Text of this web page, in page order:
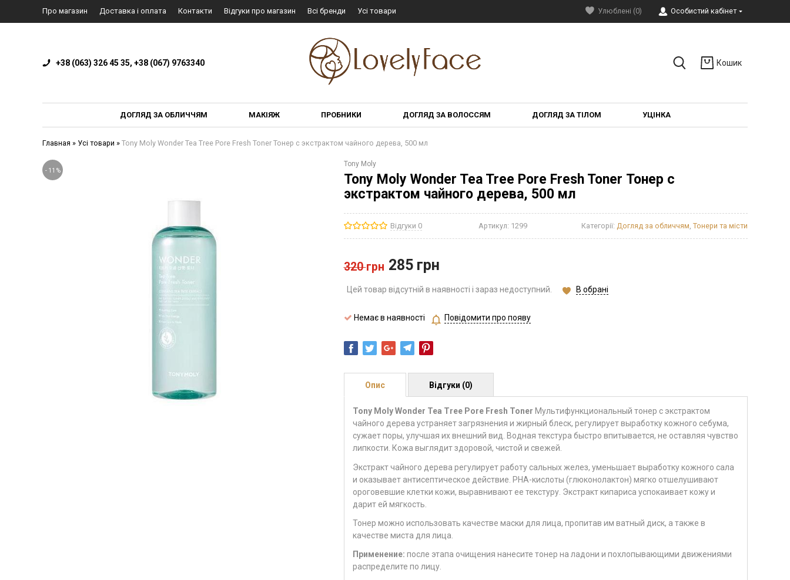
Про магазин Доставка і оплата Контакти Відгуки про магазин Всі бренди Усі товари Улюблені (0) Особистий кабінет
+38 (063) 326 45 35, +38 (067) 9763340 Кошик
ДОГЛЯД ЗА ОБЛИЧЧЯМ МАКІЯЖ ПРОБНИКИ ДОГЛЯД ЗА ВОЛОССЯМ ДОГЛЯД ЗА ТІЛОМ УЦІНКА
Главная » Усі товари » Tony Moly Wonder Tea Tree Pore Fresh Toner Тонер с экстрактом чайного дерева, 500 мл
- 11 %
Tony Moly
Tony Moly Wonder Tea Tree Pore Fresh Toner Тонер с
экстрактом чайного дерева, 500 мл
Відгуки 0 Артикул: 1299 Категорії: Догляд за обличчям Тонери та місти
320грн 285 грн
Цей товар відсутній в наявності і зараз недоступний. В обрані
Немає в наявності Повідомити про появу
Опис
Tony Moly Wonder Tea Tree Pore Fresh Toner Мультифункциональный тонер с экстрактом
чайного дерева устраняет загрязнения и жирный блеск, регулирует выработку кожного себума,
сужает поры, улучшая их внешний вид. Водная текстура быстро впитывается, не оставляя чувство
липкости. Кожа выглядит здоровой, чистой и свежей.
Экстракт чайного дерева регулирует работу сальных желез, уменьшает выработку кожного сала
и оказывает антисептическое действие. PHA-кислоты (глюконолактон) мягко отшелушивают
ороговевшие клетки кожи, выравнивают ее текстуру. Экстракт кипариса успокаивает кожу и
дарит ей мягкость.
Тонер можно использовать качестве маски для лица, пропитав им ватный диск, а также в
качестве миста для лица.
Применение: после этапа очищения нанесите тонер на ладони и похлопывающими движениями
распределите по лицу.
Відгуки (0)